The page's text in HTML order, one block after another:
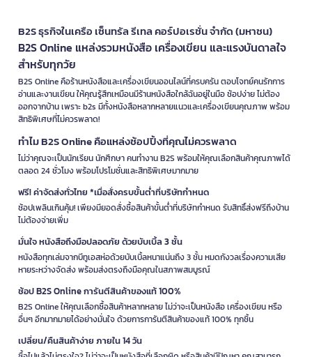
B2S ธุรกิจในเครือ เซ็นทรัล รีเทล คอร์ปอเรชั่น จำกัด (มหาชน)
B2S Online แหล่งรวมหนังสือ เครื่องเขียน และแรงบันดาลใจ
สำหรับทุกวัย
B2S Online คือร้านหนังสือและเครื่องเขียนออนไลน์ที่ครบครัน ตอบโจทย์คนรักการ
อ่านและงานเขียน ให้คุณรู้สึกเหมือนมีร้านหนังสือใกล้ฉันอยู่ในมือ ช้อปง่าย ไม่ต้อง
ออกจากบ้าน เพราะ b2s มีทั้งหนังสือหลากหลายแนวและเครื่องเขียนคุณภาพ พร้อม
สิทธิพิเศษที่ไม่ควรพลาด!
ทำไม B2S Online คือแหล่งช้อปปิ้งที่คุณไม่ควรพลาด
ไม่ว่าคุณจะเป็นนักเรียน นักศึกษา คนทำงาน B2S พร้อมให้คุณเลือกสินค้าคุณภาพได้
ตลอด 24 ชั่วโมง พร้อมโปรโมชั่นและสิทธิพิเศษมากมาย
ฟรี! ค่าจัดส่งทั่วไทย *เมื่อสั่งครบขั้นต่ำที่บริษัทกำหนด
ช้อปเพลินเกินคุ้ม! เพียงมียอดสั่งซื้อสินค้าขั้นต่ำที่บริษัทกำหนด รับสิทธิ์ส่งฟรีถึงบ้าน
ไม่ต้องจ่ายเพิ่ม
มั่นใจ หนังสือถึงมือปลอดภัย ด้วยบับเบิ้ล 3 ชั้น
หนังสือทุกเล่มจากบีทูเอสห่อด้วยบับเบิ้ลหนาแน่นถึง 3 ชั้น หมดกังวลเรื่องความเสีย
หายระหว่างจัดส่ง พร้อมส่งตรงถึงมือคุณในสภาพสมบูรณ์
ช้อป B2S Online การันตีสินค้าของแท้ 100%
B2S Online ให้คุณเลือกซื้อสินค้าหลากหลาย ไม่ว่าจะเป็นหนังสือ เครื่องเขียน หรือ
อื่นๆ อีกมากมายได้อย่างมั่นใจ ด้วยการการันตีสินค้าของแท้ 100% ทุกชิ้น
เปลี่ยน/คืนสินค้าง่าย ภายใน 14 วัน